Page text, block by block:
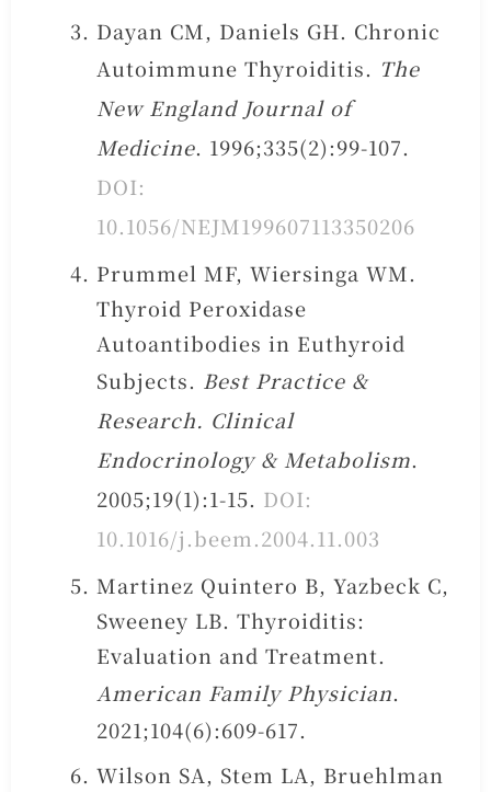
Dayan CM, Daniels GH. Chronic
Autoimmune Thyroiditis. The
New England Journal of
Medicine. 1996;335(2):99-107.
DOI:
10.1056/NEJM199607113350206
Prummel MF, Wiersinga WM.
Thyroid Peroxidase
Autoantibodies in Euthyroid
Subjects. Best Practice &
Research. Clinical
Endocrinology & Metabolism.
2005;19(1):1-15. DOI:
10.1016/j.beem.2004.11.003
Martinez Quintero B, Yazbeck C,
Sweeney LB. Thyroiditis:
Evaluation and Treatment.
American Family Physician.
2021;104(6):609-617.
Wilson SA, Stem LA, Bruehlman